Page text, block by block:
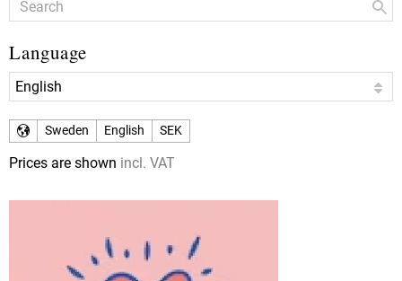
Language
Sweden English SEK
Prices are shown incl. VAT